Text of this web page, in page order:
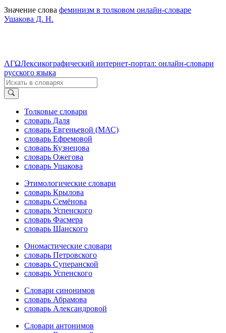
Значение слова феминизм в толковом онлайн-словаре
Ушакова Д. Н.
ΛΓΩЛексикографический интернет-портал: онлайн-словари
русского языка
Толковые словари
словарь Даля
словарь Евгеньевой (МАС)
словарь Ефремовой
словарь Кузнецова
словарь Ожегова
словарь Ушакова
Этимологические словари
словарь Крылова
словарь Семёнова
словарь Успенского
словарь Фасмера
словарь Шанского
Ономастические словари
словарь Петровского
словарь Суперанской
словарь Успенского
Словари синонимов
словарь Абрамова
словарь Александровой
Словари антонимов